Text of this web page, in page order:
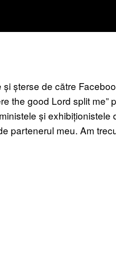
șterse de către
the good Lord split me”
și exhibiționistele
partenerul meu. Am